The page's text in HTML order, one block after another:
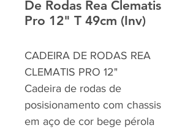
De Rodas Rea Clematis
Pro 12" T 49cm (Inv)
CADEIRA DE RODAS REA
CLEMATIS PRO 12"
Cadeira de rodas de
posisionamento com chassis
em aço de cor bege pérola